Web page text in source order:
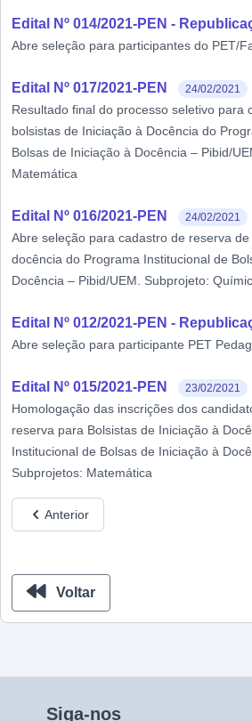
Edital Nº 014/2021-PEN -
Abre seleção para participantes do PET/
Edital Nº 017/2021-PEN 24/02/2021
Resultado final do processo seletivo para
bolsistas de Iniciação à Docência do
Bolsas de Iniciação à Docência – Pibid/
Matemática
Edital Nº 016/2021-PEN 24/02/2021
Abre seleção para cadastro de reserva
docência do Programa Institucional de
Docência – Pibid/UEM. Subprojeto:
Edital Nº 012/2021-PEN -
Abre seleção para participante PET
Edital Nº 015/2021-PEN 23/02/2021
Homologação das inscrições dos
reserva para Bolsistas de Iniciação à
Institucional de Bolsas de Iniciação à
Subprojetos: Matemática
Anterior
Voltar
Siga-nos